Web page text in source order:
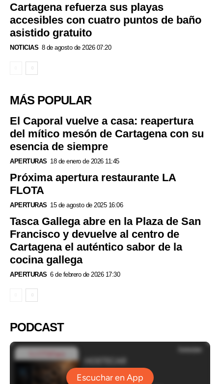
Cartagena refuerza sus playas
accesibles con cuatro puntos de baño
asistido gratuito
NOTICIAS 8 de agosto de 2026 07:20
MÁS POPULAR
El Caporal vuelve a casa: reapertura
del mítico mesón de Cartagena con su
esencia de siempre
APERTURAS 18 de enero de 2026 11:45
Próxima apertura restaurante LA
FLOTA
APERTURAS 15 de agosto de 2025 16:06
Tasca Gallega abre en la Plaza de San
Francisco y devuelve al centro de
Cartagena el auténtico sabor de la
cocina gallega
APERTURAS 6 de febrero de 2026 17:30
PODCAST